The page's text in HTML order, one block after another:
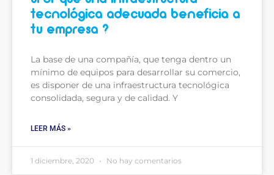
tecnológica adecuada beneficia a
tu empresa ?
La base de una compañía, que tenga dentro un
mínimo de equipos para desarrollar su comercio,
es disponer de una infraestructura tecnológica
consolidada, segura y de calidad. Y
LEER MÁS »
1 diciembre, 2020 No hay comentarios